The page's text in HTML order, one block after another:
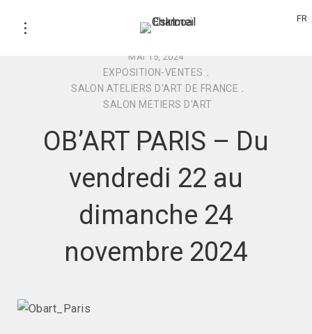
FR
MAI 15, 2024
EXPOSITION-VENTES
SALON ATELIERS D'ART DE FRANCE
SALON METIERS D'ART
OB’ART PARIS – Du
vendredi 22 au
dimanche 24
novembre 2024